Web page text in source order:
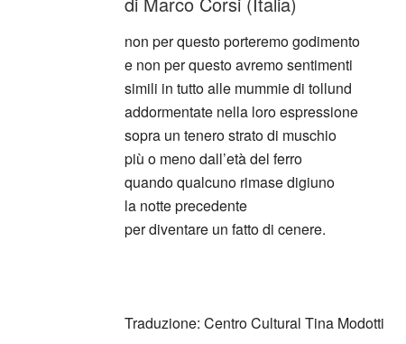
non per questo porteremo godimento
e non per questo avremo sentimenti
simili in tutto alle mummie di tollund
addormentate nella loro espressione
sopra un tenero strato di muschio
più o meno dall’età del ferro
quando qualcuno rimase digiuno
la notte precedente
per diventare un fatto di cenere.
Traduzione: Centro Cultural Tina Modotti